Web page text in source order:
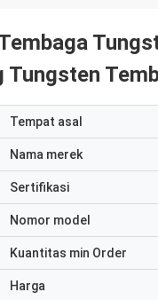
Tungsten
Tempat asal
Nama merek
Sertifikasi
Nomor model
Kuantitas min Order
Harga